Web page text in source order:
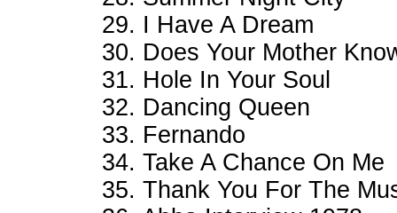
29. I Have A Dream
30. Does Your Mother
31. Hole In Your Soul
32. Dancing Queen
33. Fernando
34. Take A Chance On Me
35. Thank You For The